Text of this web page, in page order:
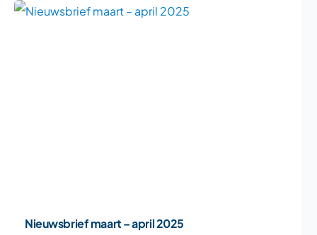
Nieuwsbrief maart – april 2025